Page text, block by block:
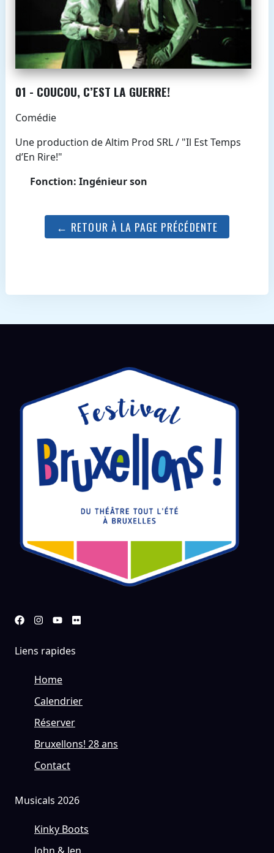
01 - COUCOU, C’EST LA GUERRE!
Comédie
Une production de Altim Prod SRL / "Il Est Temps
d’En Rire!"
Fonction: Ingénieur son
← RETOUR À LA PAGE PRÉCÉDENTE
Liens rapides
Home
Calendrier
Réserver
Bruxellons! 28 ans
Contact
Musicals 2026
Kinky Boots